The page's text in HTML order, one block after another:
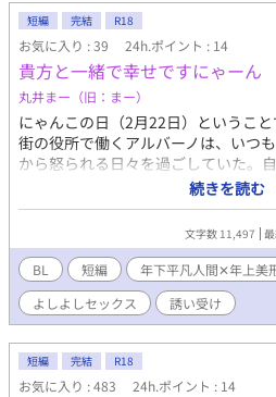
短編 完結 R18
お気に入り : 39 24h.ポイント : 14
貴方と一緒で幸せですにゃーん
丸井まー（旧：まー）
にゃんこの日（2月22日）ということ
街の役所で働くアルバーノは、いつ
から怒られる日々を過ごしていた。
になっているアルバーノの誕生日を
いる隣人の猫獣人フェデーレが祝っ
肯定感低め年下平凡人間✕美形年上
の獣人スタイルです。 ※ムーンライ
おります。
続きを読む
文字数 11,497
BL 短編
年下平凡人間✕年上美
よしよしセックス
誘い受け
短編 完結 R18
お気に入り : 483 24h.ポイント : 14